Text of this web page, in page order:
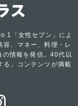
「女性セブン」によ
容、マネー、料理・レ
の情報を発信。40代以
る」コンテンツが満載